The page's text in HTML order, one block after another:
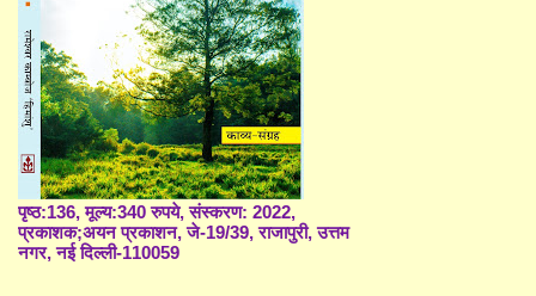
पृष्ठ:136, मूल्य:340 रुपये, संस्करण: 2022,
प्रकाशक;अयन प्रकाशन, जे-19/39, राजापुरी, उत्तम
नगर, नई दिल्ली-110059